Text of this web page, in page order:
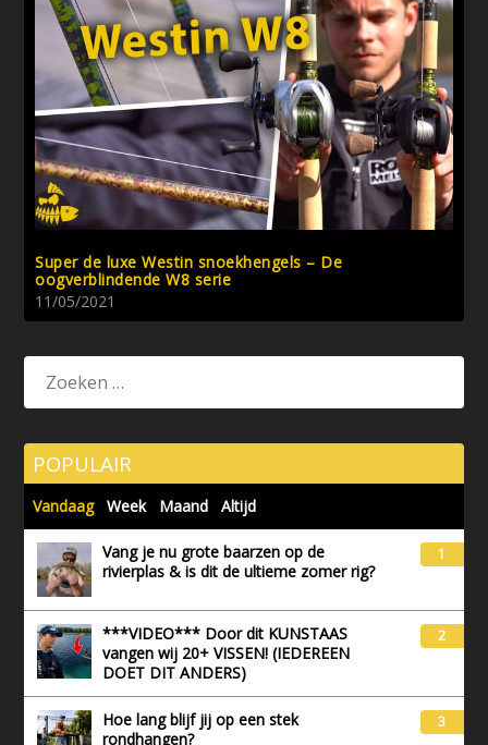
Super de luxe Westin snoekhengels – De
oogverblindende W8 serie
11/05/2021
POPULAIR
Vandaag Week Maand Altijd
Vang je nu grote baarzen op de
rivierplas & is dit de ultieme zomer rig?
1
***VIDEO*** Door dit KUNSTAAS
vangen wij 20+ VISSEN! (IEDEREEN
DOET DIT ANDERS)
2
Hoe lang blijf jij op een stek
rondhangen?
3